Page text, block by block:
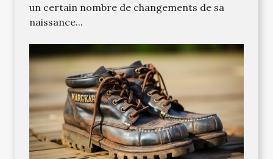
un certain nombre de changements de sa
naissance...